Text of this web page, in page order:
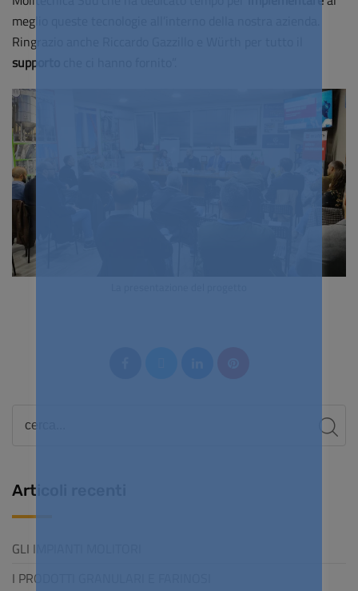
meglio queste tecnologie all’interno della nostra azienda.
Ringrazio anche Riccardo Gazzillo e Würth per tutto il
supporto
Articoli recenti
GLI IMPIANTI MOLITORI
I PRODOTTI GRANULARI E FARINOSI